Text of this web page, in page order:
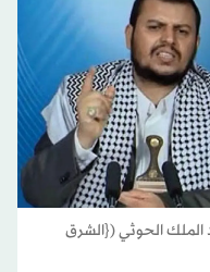
الملك الحوثي ({الشرق